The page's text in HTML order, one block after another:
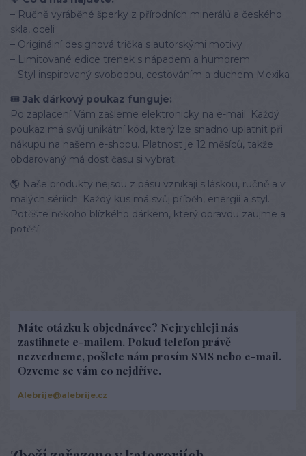
– Ručně vyráběné šperky z přírodních minerálů a českého
skla, oceli
– Originální designová trička s autorskými motivy
– Limitované edice trenek s nápadem a humorem
– Styl inspirovaný svobodou, cestováním a duchem Mexika
🎟️ Jak dárkový poukaz funguje:
Po zaplacení Vám zašleme elektronicky na e-mail. Každý
poukaz má svůj unikátní kód, který lze snadno uplatnit při
nákupu na našem e-shopu. Platnost je 12 měsíců, takže
obdarovaný má dost času si vybrat.
🌎 Naše produkty nejsou z pásu vznikají s láskou, ručně a v
malých sériích. Každý kus má svůj příběh, energii a styl.
Potěšte někoho blízkého dárkem, který opravdu zaujme a
potěší.
Máte otázku k objednávce? Nejrychleji nás
zastihnete e-mailem. Pokud telefon právě
nezvedneme, pošlete nám prosím SMS nebo e-mail.
Ozveme se vám co nejdříve.
Alebrije@alebrije.cz